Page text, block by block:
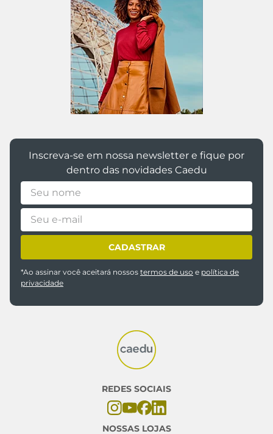
Inscreva-se em nossa newsletter e fique por
dentro das novidades Caedu
CADASTRAR
*Ao assinar você aceitará nossos termos de uso e política de
privacidade
REDES SOCIAIS
NOSSAS LOJAS